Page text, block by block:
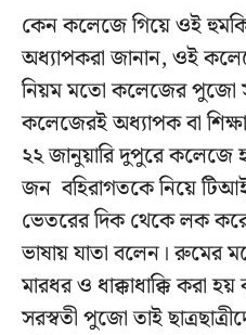
কেন কলেজে গিয়ে ওই
অধ্যাপকরা জানান, ওই
নিয়ম মতো কলেজের পুজো
কলেজেরই অধ্যাপক বা
২২ জানুয়ারি দুপুরে
জন বহিরাগতকে নিয়ে
ভেতরের দিক থেকে লক
ভাষায় যাতা বলেন। রুমের
মারধর ও ধাক্কাধাক্কি করা
সরস্বতী পুজো তাই